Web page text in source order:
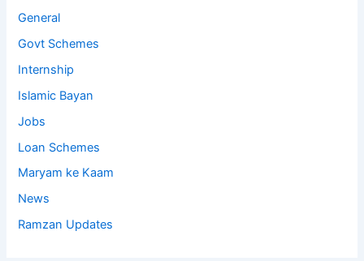
General
Govt Schemes
Internship
Islamic Bayan
Jobs
Loan Schemes
Maryam ke Kaam
News
Ramzan Updates